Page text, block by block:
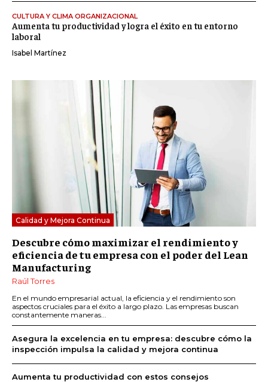
CULTURA Y CLIMA ORGANIZACIONAL
Aumenta tu productividad y logra el éxito en tu entorno
laboral
Isabel Martínez
Calidad y Mejora Continua
Descubre cómo maximizar el rendimiento y
eficiencia de tu empresa con el poder del Lean
Manufacturing
Raúl Torres
En el mundo empresarial actual, la eficiencia y el rendimiento son
aspectos cruciales para el éxito a largo plazo. Las empresas buscan
constantemente maneras...
Asegura la excelencia en tu empresa: descubre cómo la
inspección impulsa la calidad y mejora continua
Aumenta tu productividad con estos consejos